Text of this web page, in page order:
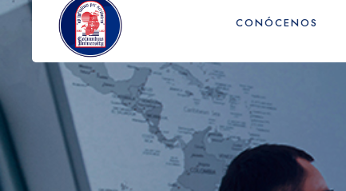
CONÓCENOS